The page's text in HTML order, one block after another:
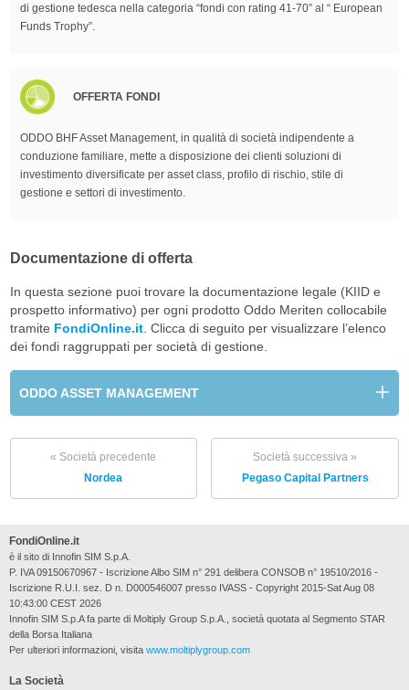
di gestione tedesca nella categoria “fondi con rating 41-70” al “ European
Funds Trophy”.
OFFERTA FONDI
ODDO BHF Asset Management, in qualità di società indipendente a
conduzione familiare, mette a disposizione dei clienti soluzioni di
investimento diversificate per asset class, profilo di rischio, stile di
gestione e settori di investimento.
Documentazione di offerta
In questa sezione puoi trovare la documentazione legale (KIID e
prospetto informativo) per ogni prodotto Oddo Meriten collocabile
tramite FondiOnline.it. Clicca di seguito per visualizzare l’elenco
dei fondi raggruppati per società di gestione.
ODDO ASSET MANAGEMENT
« Società precedente
Nordea
Società successiva »
Pegaso Capital Partners
La Società
FondiOnline.it
è il sito di Innofin SIM S.p.A.
P. IVA 09150670967 - Iscrizione Albo SIM n° 291 delibera CONSOB n° 19510/2016 -
Iscrizione R.U.I. sez. D n. D000546007 presso IVASS - Copyright 2015-Sat Aug 08
10:43:00 CEST 2026
Innofin SIM S.p.A fa parte di Moltiply Group S.p.A., società quotata al Segmento STAR
della Borsa Italiana
Per ulteriori informazioni, visita www.moltiplygroup.com